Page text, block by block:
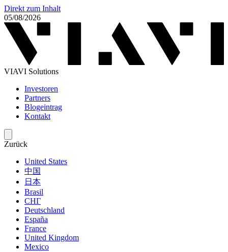
Direkt zum Inhalt
05/08/2026
VIAVI Solutions
Investoren
Partners
Blogeintrag
Kontakt
Zurück
United States
中国
日本
Brasil
СНГ
Deutschland
España
France
United Kingdom
Mexico